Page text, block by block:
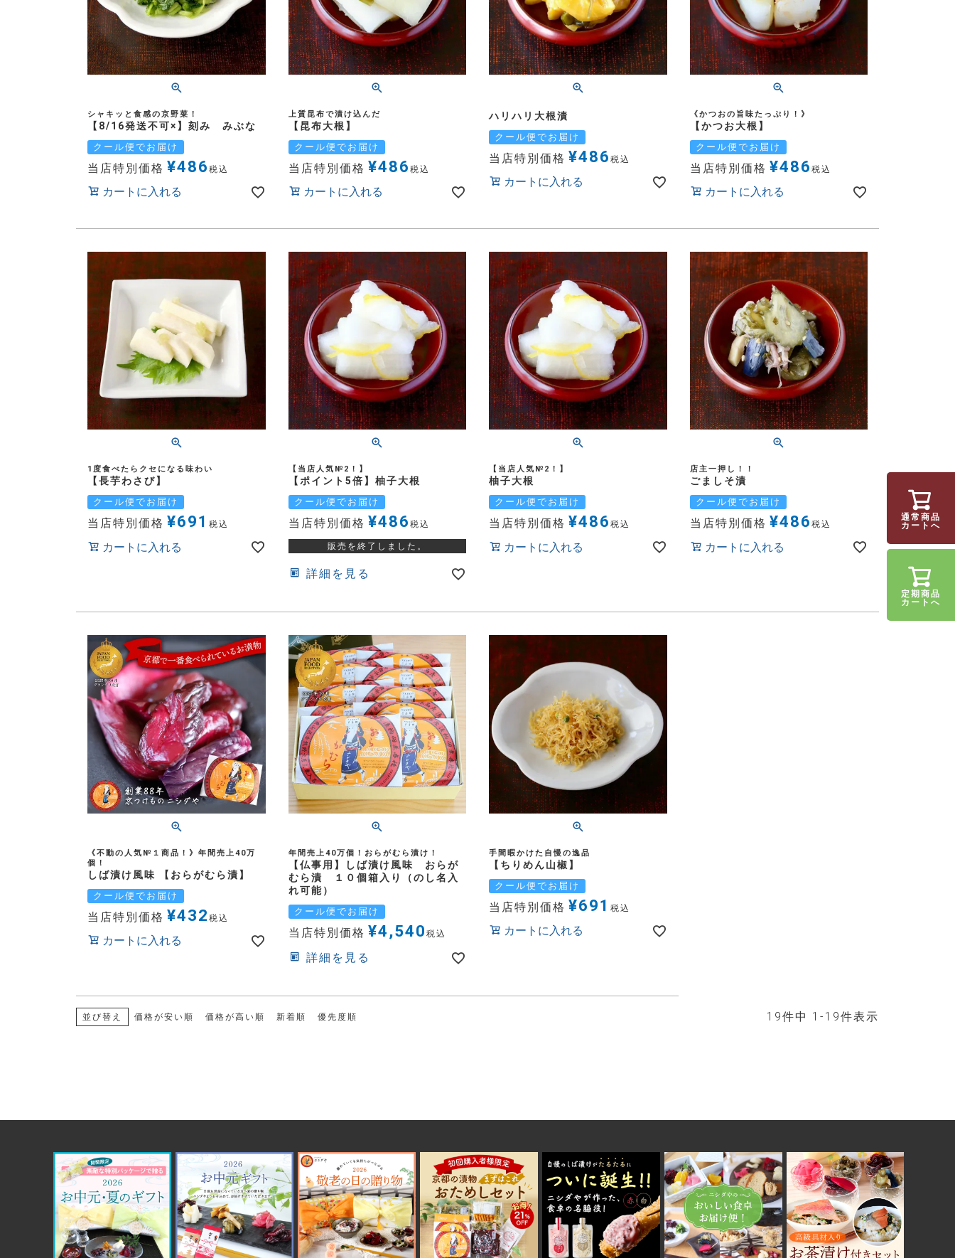
シャキッと食感の京野菜！
【8/16発送不可×】刻み みぶな
クール便でお届け
当店特別価格 ¥486 税込
カートに入れる
上質昆布で漬け込んだ
【昆布大根】
クール便でお届け
当店特別価格 ¥486 税込
カートに入れる
ハリハリ大根漬
クール便でお届け
当店特別価格 ¥486 税込
カートに入れる
《かつおの旨味たっぷり！》
【かつお大根】
クール便でお届け
当店特別価格 ¥486 税込
カートに入れる
1度食べたらクセになる味わい
【長芋わさび】
クール便でお届け
当店特別価格 ¥691 税込
カートに入れる
【当店人気№2！】
【ポイント5倍】柚子大根
クール便でお届け
当店特別価格 ¥486 税込
販売を終了しました。
詳細を見る
【当店人気№2！】
柚子大根
クール便でお届け
当店特別価格 ¥486 税込
カートに入れる
店主一押し！！
ごましそ漬
クール便でお届け
当店特別価格 ¥486 税込
カートに入れる
《不動の人気№１商品！》年間売上40万
個！
しば漬け風味 【おらがむら漬】
クール便でお届け
当店特別価格 ¥432 税込
カートに入れる
年間売上40万個！おらがむら漬け！
【仏事用】しば漬け風味 おらが
むら漬 １０個箱入り（のし名入
れ可能）
クール便でお届け
当店特別価格 ¥4,540 税込
詳細を見る
手間暇かけた自慢の逸品
【ちりめん山椒】
クール便でお届け
当店特別価格 ¥691 税込
カートに入れる
並び替え 価格が安い順 価格が高い順 新着順 優先度順 19件中 1 - 19件表示
通常商品
カートへ
定期商品
カートへ